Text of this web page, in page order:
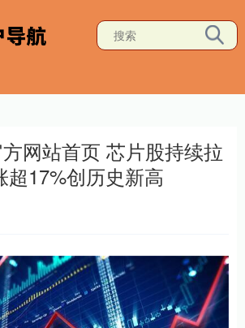
网站首页 芯片股持续拉
超17%创历史新高